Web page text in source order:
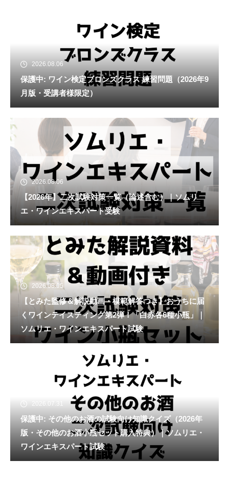
2026.08.06
保護中: ワイン検定ブロンズクラス 練習問題（2026年9
月版・受講者様限定）
2026.08.06
【2026年】二次試験対策一覧（論述含む）｜ソムリ
エ・ワインエキスパート受験
2026.08.05
【とみた監修＆解説動画・模範解答つき】おうちに届
くワインテイスティング第2弾！「白赤各6種小瓶」｜
ソムリエ・ワインエキスパート試験
2026.07.31
保護中: その他のお酒の試験向け知識クイズ（2026年
版・その他のお酒小瓶セット購入特典）｜ソムリエ・
ワインエキスパート試験